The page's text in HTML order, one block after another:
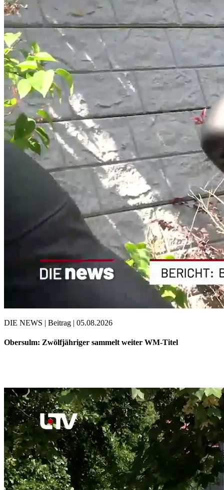
DIE NEWS | Beitrag | 05.08.2026
Obersulm: Zwölfjähriger sammelt weiter WM-Titel